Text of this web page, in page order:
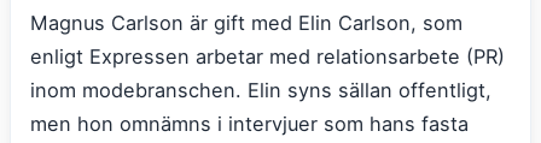
Magnus Carlson är gift med Elin Carlson, som
enligt Expressen arbetar med relationsarbete (PR)
inom modebranschen. Elin syns sällan offentligt,
men hon omnämns i intervjuer som hans fasta